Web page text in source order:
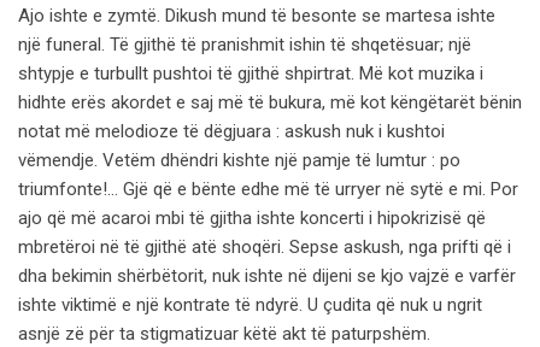
Ajo ishte e zymtë. Dikush mund të besonte se martesa ishte
një funeral. Të gjithë të pranishmit ishin të shqetësuar; një
shtypje e turbullt pushtoi të gjithë shpirtrat. Më kot muzika i
hidhte erës akordet e saj më të bukura, më kot këngëtarët bënin
notat më melodioze të dëgjuara : askush nuk i kushtoi
vëmendje. Vetëm dhëndri kishte një pamje të lumtur : po
triumfonte!… Gjë që e bënte edhe më të urryer në sytë e mi. Por
ajo që më acaroi mbi të gjitha ishte koncerti i hipokrizisë që
mbretëroi në të gjithë atë shoqëri. Sepse askush, nga prifti që i
dha bekimin shërbëtorit, nuk ishte në dijeni se kjo vajzë e varfër
ishte viktimë e një kontrate të ndyrë. U çudita që nuk u ngrit
asnjë zë për ta stigmatizuar këtë akt të paturpshëm.